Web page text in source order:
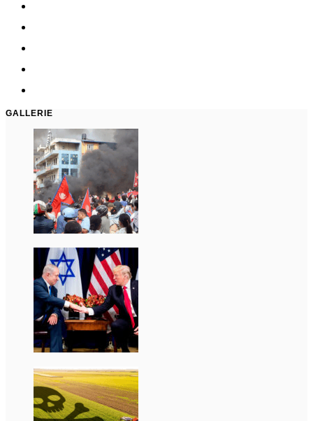
GALLERIE